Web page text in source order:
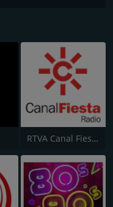
RTVA Canal Fiesta Radio